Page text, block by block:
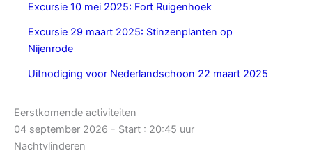
Excursie 10 mei 2025: Fort Ruigenhoek
Excursie 29 maart 2025: Stinzenplanten op
Nijenrode
Uitnodiging voor Nederlandschoon 22 maart 2025
Eerstkomende activiteiten
04 september 2026 - Start : 20:45 uur
Nachtvlinderen